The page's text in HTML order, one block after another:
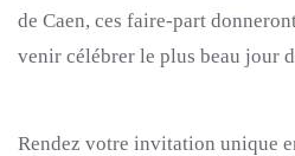
de Caen, ces faire-part
venir célébrer le plus beau jour
Rendez votre invitation unique